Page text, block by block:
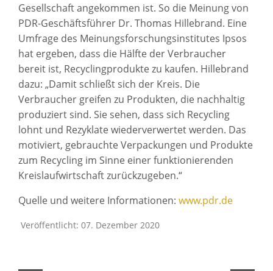
Gesellschaft angekommen ist. So die Meinung von
PDR-Geschäftsführer Dr. Thomas Hillebrand. Eine
Umfrage des Meinungsforschungsinstitutes Ipsos
hat ergeben, dass die Hälfte der Verbraucher
bereit ist, Recyclingprodukte zu kaufen. Hillebrand
dazu: „Damit schließt sich der Kreis. Die
Verbraucher greifen zu Produkten, die nachhaltig
produziert sind. Sie sehen, dass sich Recycling
lohnt und Rezyklate wiederverwertet werden. Das
motiviert, gebrauchte Verpackungen und Produkte
zum Recycling im Sinne einer funktionierenden
Kreislaufwirtschaft zurückzugeben.“
Quelle und weitere Informationen: www.pdr.de
Veröffentlicht: 07. Dezember 2020